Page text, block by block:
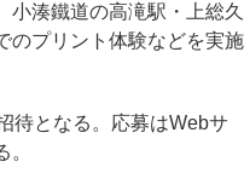
小湊鐵道の高滝駅・上総久
のプリント体験などを実施
待となる。応募はWebサ